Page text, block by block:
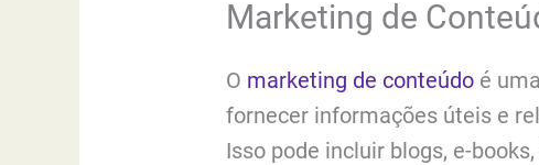
Marketing de
O marketing de conteúdo é
fornecer informações úteis e
Isso pode incluir blogs, e-